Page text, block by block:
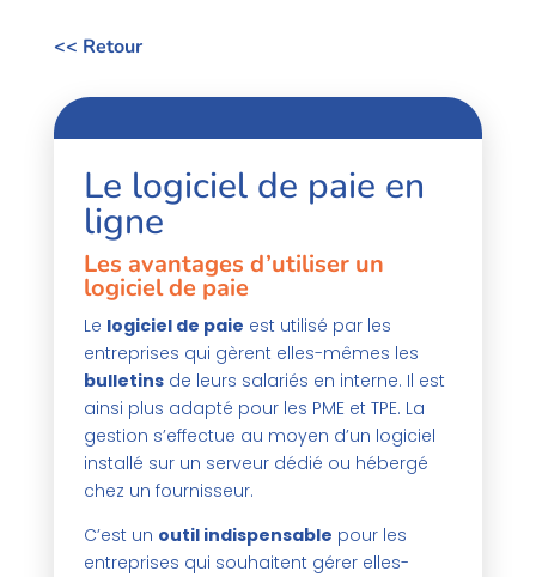
<< Retour
Le logiciel de paie en
ligne
Les avantages d’utiliser un
logiciel de paie
Le logiciel de paie est utilisé par les
entreprises qui gèrent elles-mêmes les
bulletinsde leurs salariés en interne. Il est
ainsi plus adapté pour les PME et TPE. La
gestion s’effectue au moyen d’un logiciel
installé sur un serveur dédié ou hébergé
chez un fournisseur.
C’est un outil indispensable pour les
entreprises qui souhaitent gérer elles-